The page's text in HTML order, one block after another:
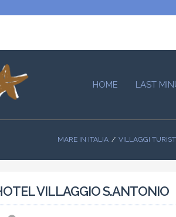
HOME LAST
MARE IN ITALIA VILLAGGI
VILLAGGIO S.ANTONIO